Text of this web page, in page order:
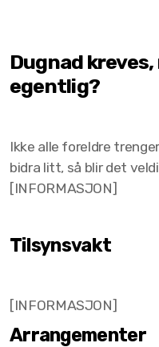
Dugnad
egentlig?
Ikke alle foreldre
bidra litt, så blir det
[INFORMASJON]
Tilsynsvakt
[INFORMASJON]
Arrangementer